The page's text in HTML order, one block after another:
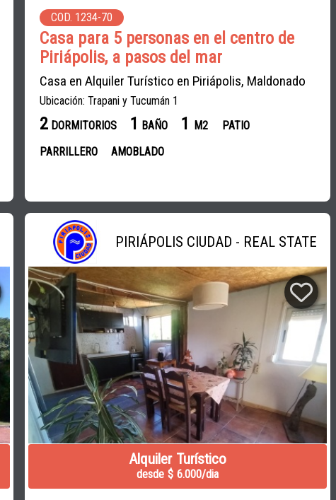
COD. 1234-70
Casa para 5 personas en el centro de
Piriápolis, a pasos del mar
Casa en Alquiler Turístico en Piriápolis, Maldonado
Ubicación: Trapani y Tucumán 1
2 DORMITORIOS 1 BAÑO 1 M2
PATIO
PARRILLERO
AMOBLADO
PIRIÁPOLIS CIUDAD - REAL STATE
Alquiler Turístico
desde $ 6.000/dia